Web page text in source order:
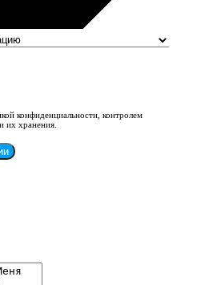
конфиденциальности, контролем
их хранения.